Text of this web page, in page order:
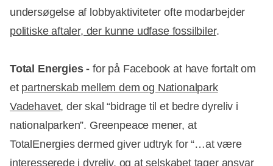
undersøgelse af lobbyaktiviteter ofte modarbejder
politiske aftaler, der kunne udfase fossilbiler.
Total Energies - for på Facebook at have fortalt om
et partnerskab mellem dem og Nationalpark
Vadehavet, der skal “bidrage til et bedre dyreliv i
nationalparken”. Greenpeace mener, at
TotalEnergies dermed giver udtryk for “…at være
interesserede i dyreliv, og at selskabet tager ansvar